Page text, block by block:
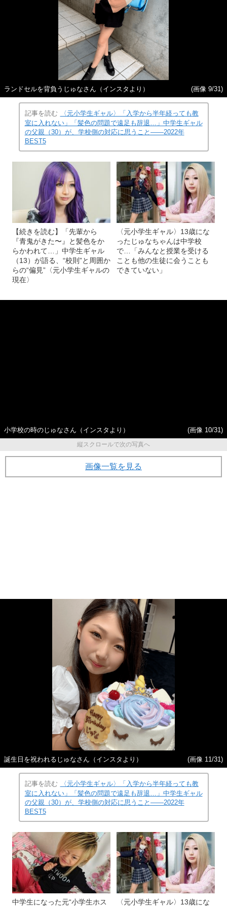
ランドセルを背負うじゅなさん（インスタより） (画像 9/31)
記事を読む
〈元小学生ギャル〉「入学から半年経っても教
室に入れない」「髪色の問題で遠足も辞退…」中学生ギャル
の父親（30）が、学校側の対応に思うこと――2022年
BEST5
【続きを読む】「先輩から
『青鬼がきた〜』と髪色をか
らかわれて…」中学生ギャル
（13）が語る、“校則”と周囲か
らの“偏見”〈元小学生ギャルの
現在〉
〈元小学生ギャル〉13歳にな
ったじゅなちゃんは中学校
で…「みんなと授業を受ける
ことも他の生徒に会うことも
できていない」
縦スクロールで次の写真へ
誕生日を祝われるじゅなさん（インスタより） (画像 11/31)
記事を読む
室に入れない」「髪色の問題で遠足も辞退…」中学生ギャル
の父親（30）が、学校側の対応に思うこと――2022年
BEST5